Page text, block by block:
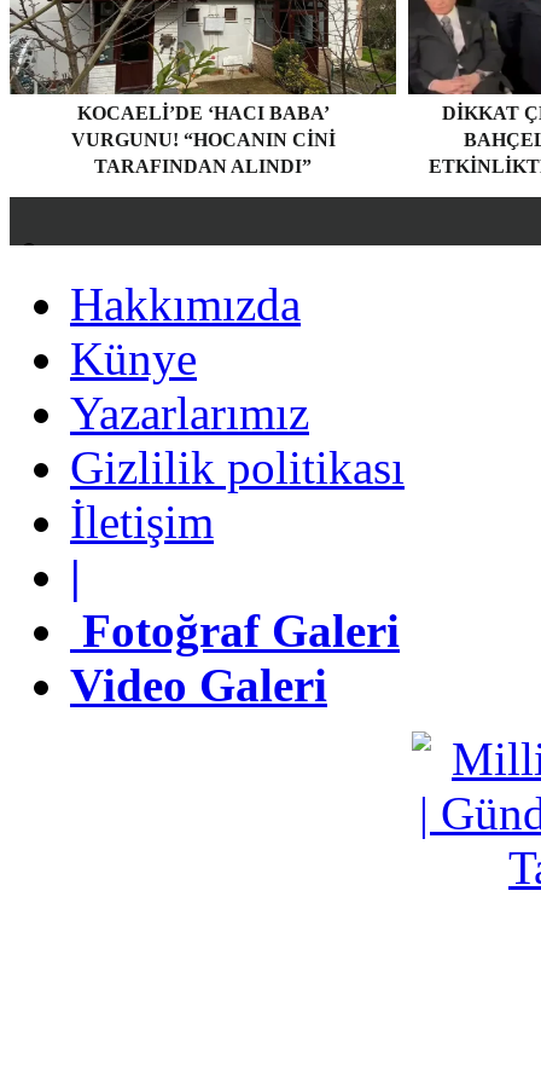
KOCAELI’DE ‘HACI BABA’
VURGUNU! “HOCANIN CINI
TARAFINDAN ALINDI”
DIKKAT
Künye
Yazarlarımız
Gizlilik politikası
İletişim
Fotoğraf Galeri
Video Galeri
Hakkımızda
Künye
Yazarlarımız
Gizlilik politikası
İletişim
|
Fotoğraf Galeri
Video Galeri